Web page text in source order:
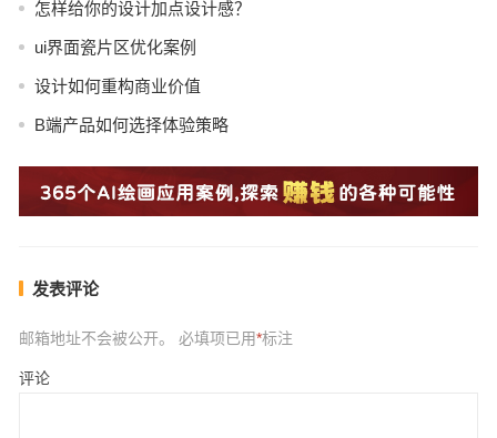
怎样给你的设计加点设计感？
ui界面瓷片区优化案例
设计如何重构商业价值
B端产品如何选择体验策略
发表评论
邮箱地址不会被公开。 必填项已用*标注
评论